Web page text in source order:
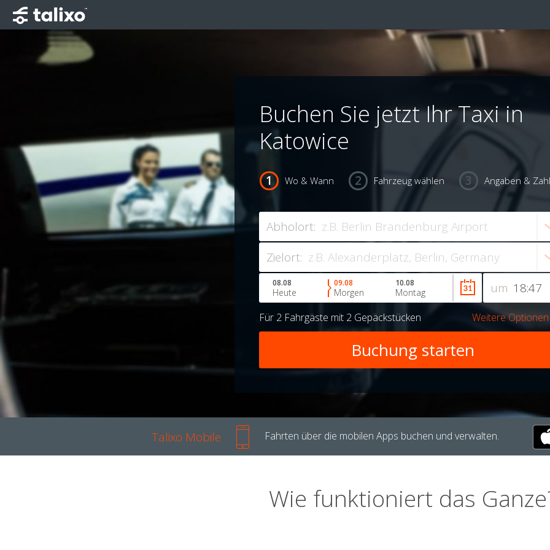
Buchen Sie jetzt Ihr Taxi in
Katowice
Wo & Wann Fahrzeug wählen Angaben &
Abholort:
Zielort:
um
08.08
Heute
09.08
Morgen
10.08
Montag
Für 2 Fahrgäste mit 2 Gepäckstücken Weitere Optionen
Talixo Mobile Fahrten über die mobilen Apps buchen und verwalten.
Wie funktioniert das